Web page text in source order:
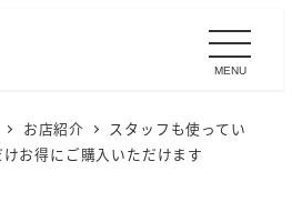
MENU
お店紹介
スタッフも使ってい
お得にご購入いただけます